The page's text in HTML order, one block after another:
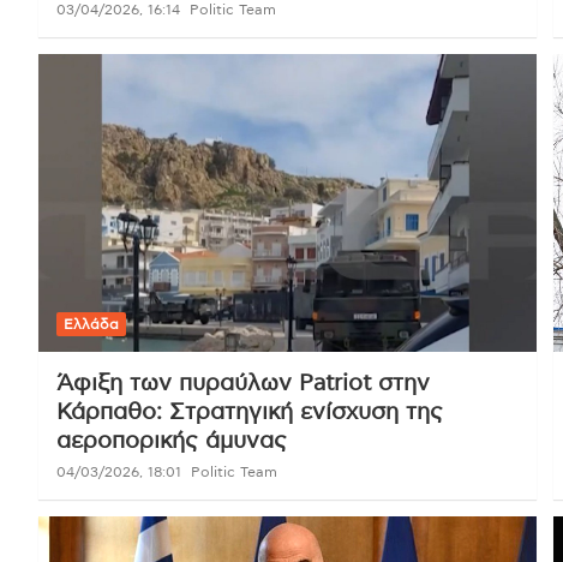
03/04/2026, 16:14 Politic Team
Ελλάδα
Άφιξη των πυραύλων Patriot στην
Κάρπαθο: Στρατηγική ενίσχυση της
αεροπορικής άμυνας
04/03/2026, 18:01 Politic Team